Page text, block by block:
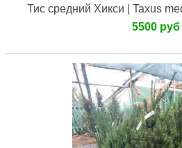
Тис средний Хикси | Taxus
5500 руб